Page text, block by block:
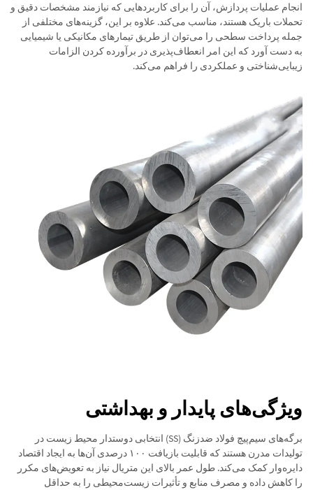
انجام عملیات پردازش، آن را برای کاربردهایی که نیازمند مشخصات دقیق و
تحملات باریک هستند، مناسب می‌کند. علاوه بر این، گزینه‌های مختلفی از
جمله پرداخت سطحی را می‌توان از طریق تیمارهای مکانیکی یا شیمیایی
به دست آورد که این امر انعطاف‌پذیری در برآورده کردن الزامات
زیبایی‌شناختی و عملکردی را فراهم می‌کند.
ویژگی‌های پایدار و بهداشتی
برگه‌های سیم‌پیچ فولاد ضدزنگ (SS) انتخابی دوستدار محیط زیست در
تولیدات مدرن هستند که قابلیت بازیافت ۱۰۰ درصدی آن‌ها به ایجاد اقتصاد
دایره‌وار کمک می‌کند. طول عمر بالای این متریال نیاز به تعویض‌های مکرر
را کاهش داده و مصرف منابع و تأثیرات زیست‌محیطی را به حداقل